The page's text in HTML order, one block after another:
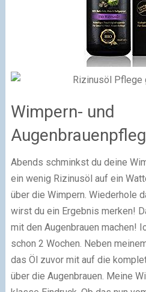
Wimpern- und
Abends schminkst du deine
ein wenig Rizinusöl auf ein
über die Wimpern. Wiederhole
wirst du ein Ergebnis merken!
mit den Augenbrauen machen!
schon 2 Wochen. Neben
das Öl zuvor mit auf die
über die Augenbrauen. Meine